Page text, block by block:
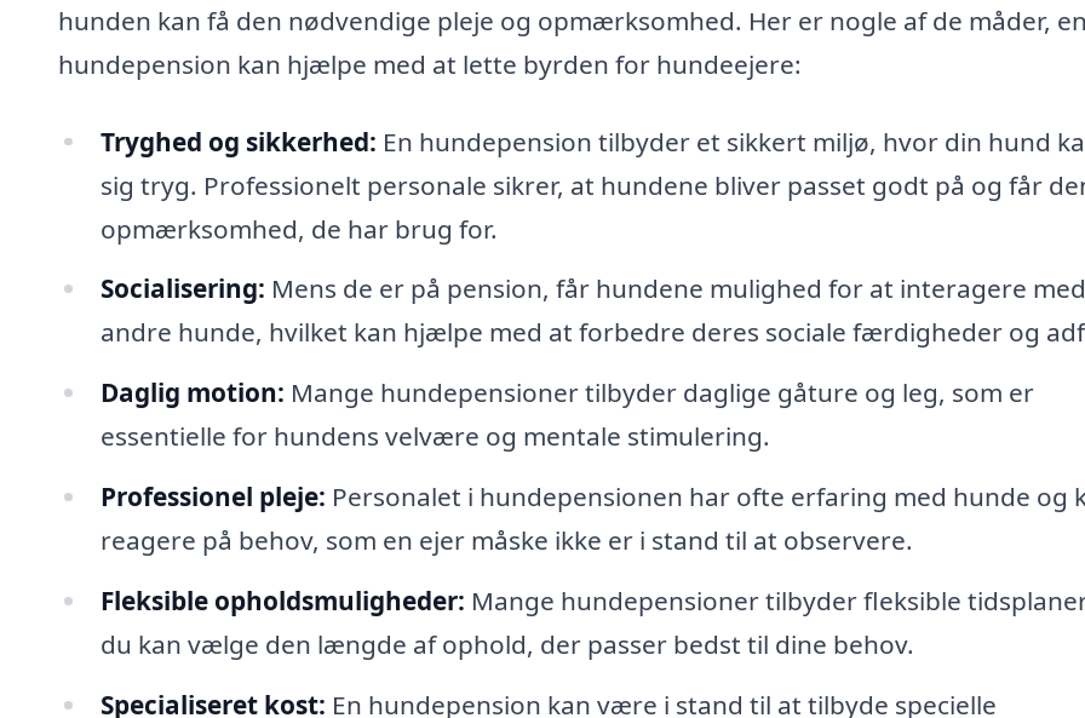
hunden kan få den nødvendige pleje og opmærksomhed. Her er nogle af de måder, en
hundepension kan hjælpe med at lette byrden for hundeejere:
Tryghed og sikkerhed: En hundepension tilbyder et sikkert miljø, hvor din hund
sig tryg. Professionelt personale sikrer, at hundene bliver passet godt på og får
opmærksomhed, de har brug for.
Socialisering: Mens de er på pension, får hundene mulighed for at interagere med
andre hunde, hvilket kan hjælpe med at forbedre deres sociale færdigheder og
Daglig motion: Mange hundepensioner tilbyder daglige gåture og leg, som er
essentielle for hundens velvære og mentale stimulering.
Professionel pleje: Personalet i hundepensionen har ofte erfaring med hunde og
reagere på behov, som en ejer måske ikke er i stand til at observere.
Fleksible opholdsmuligheder: Mange hundepensioner tilbyder fleksible
du kan vælge den længde af ophold, der passer bedst til dine behov.
Specialiseret kost: En hundepension kan være i stand til at tilbyde specielle